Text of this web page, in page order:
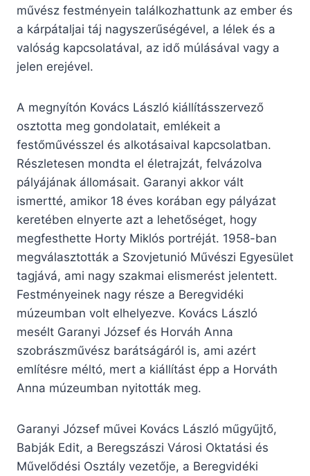
művész festményein találkozhattunk az ember és
a kárpátaljai táj nagyszerűségével, a lélek és a
valóság kapcsolatával, az idő múlásával vagy a
jelen erejével.
A megnyítón Kovács László kiállításszervező
osztotta meg gondolatait, emlékeit a
festőművésszel és alkotásaival kapcsolatban.
Részletesen mondta el életrajzát, felvázolva
pályájának állomásait. Garanyi akkor vált
ismertté, amikor 18 éves korában egy pályázat
keretében elnyerte azt a lehetőséget, hogy
megfesthette Horty Miklós portréját. 1958-ban
megválasztották a Szovjetunió Művészi Egyesület
tagjává, ami nagy szakmai elismerést jelentett.
Festményeinek nagy része a Beregvidéki
múzeumban volt elhelyezve. Kovács László
mesélt Garanyi József és Horváh Anna
szobrászművész barátságáról is, ami azért
említésre méltó, mert a kiállítást épp a Horváth
Anna múzeumban nyitották meg.
Garanyi József művei Kovács László műgyűjtő,
Babják Edit, a Beregszászi Városi Oktatási és
Művelődési Osztály vezetője, a Beregvidéki